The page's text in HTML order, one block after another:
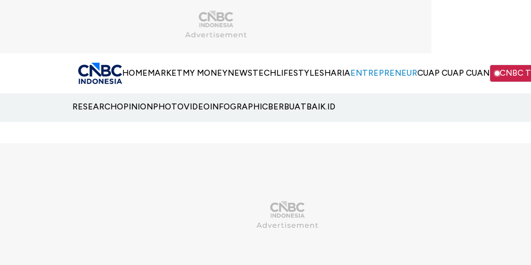
HOMEMARKETMY MONEYNEWSTECHLIFESTYLESHARIAENTREPRENEURCUAP CUAP CUAN CNBC
RESEARCHOPINIONPHOTOVIDEOINFOGRAPHICBERBUATBAIK.ID